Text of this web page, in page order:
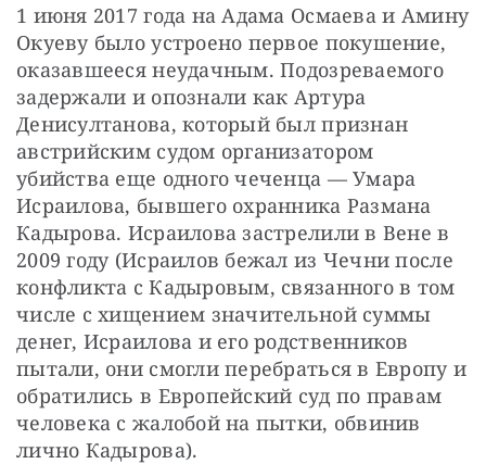
1 июня 2017 года на Адама Осмаева и Амину
Окуеву было устроено первое покушение,
оказавшееся неудачным. Подозреваемого
задержали и опознали как Артура
Денисултанова, который был признан
австрийским судом организатором
убийства еще одного чеченца — Умара
Исраилова, бывшего охранника Размана
Кадырова. Исраилова застрелили в Вене в
2009 году (Исраилов бежал из Чечни после
конфликта с Кадыровым, связанного в том
числе с хищением значительной суммы
денег, Исраилова и его родственников
пытали, они смогли перебраться в Европу и
обратились в Европейский суд по правам
человека с жалобой на пытки, обвинив
лично Кадырова).